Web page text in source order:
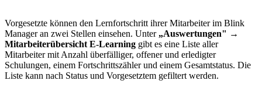
Vorgesetzte können den Lernfortschritt ihrer Mitarbeiter im Blink
Manager an zwei Stellen einsehen. Unter „Auswertungen" →
Mitarbeiterübersicht E-Learning gibt es eine Liste aller
Mitarbeiter mit Anzahl überfälliger, offener und erledigter
Schulungen, einem Fortschrittszähler und einem Gesamtstatus. Die
Liste kann nach Status und Vorgesetztem gefiltert werden.